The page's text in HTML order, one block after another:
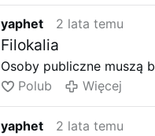
yaphet 2 lata temu
Filokalia
Osoby publiczne muszą
Polub
Więcej
yaphet 2 lata temu